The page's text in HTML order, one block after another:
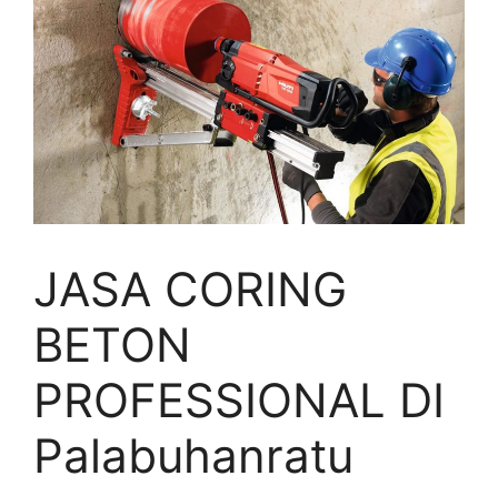
JASA CORING
BETON
PROFESSIONAL DI
Palabuhanratu